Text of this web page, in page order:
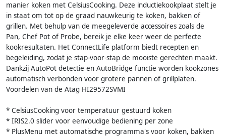
manier koken met CelsiusCooking. Deze inductiekookplaat stelt je
in staat om tot op de graad nauwkeurig te koken, bakken of
grillen. Met behulp van de meegeleverde accessoires zoals de
Pan, Chef Pot of Probe, bereik je elke keer weer de perfecte
kookresultaten. Het ConnectLife platform biedt recepten en
begeleiding, zodat je stap-voor-stap de mooiste gerechten maakt.
Dankzij AutoPot detectie en AutoBridge functie worden kookzones
automatisch verbonden voor grotere pannen of grillplaten.
Voordelen van de Atag HI29572SVMI
* CelsiusCooking voor temperatuur gestuurd koken
* IRIS2.0 slider voor eenvoudige bediening per zone
* PlusMenu met automatische programma's voor koken, bakken